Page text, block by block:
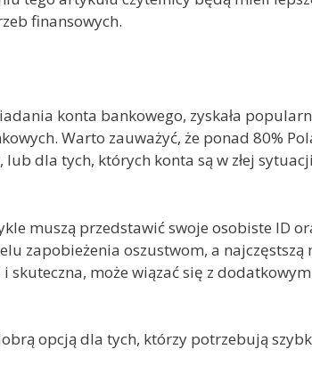
finansowych.
konta bankowego, zyskała
Warto zauważyć, że ponad 80%
dla tych, których konta są w złej
muszą przedstawić swoje osobiste ID
zapobieżenia oszustwom, a
skuteczna, może wiązać się z
opcją dla tych, którzy potrzebują